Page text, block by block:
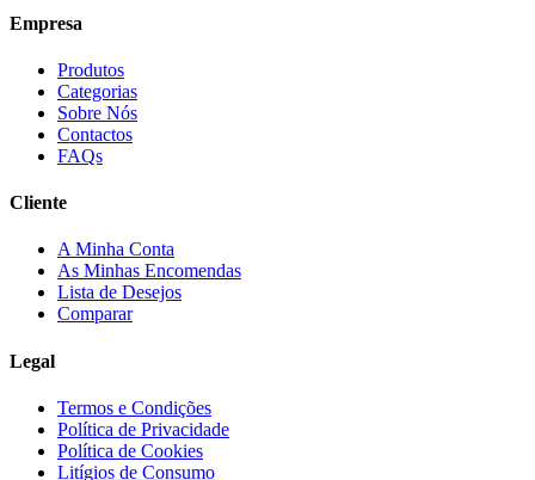
Empresa
Produtos
Categorias
Sobre Nós
Contactos
FAQs
Cliente
A Minha Conta
As Minhas Encomendas
Lista de Desejos
Comparar
Legal
Termos e Condições
Política de Privacidade
Política de Cookies
Litígios de Consumo